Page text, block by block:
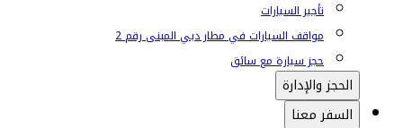
تأجير السيارات
مواقف السيارات في مطار دبي المبنى رقم 2
حجز سيارة مع سائق
الحجز والإدارة
السفر معنا